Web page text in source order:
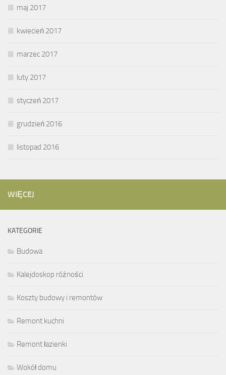
maj 2017
kwiecień 2017
marzec 2017
luty 2017
styczeń 2017
grudzień 2016
listopad 2016
WIĘCEJ
KATEGORIE
Budowa
Kalejdoskop różności
Koszty budowy i remontów
Remont kuchni
Remont łazienki
Wokół domu